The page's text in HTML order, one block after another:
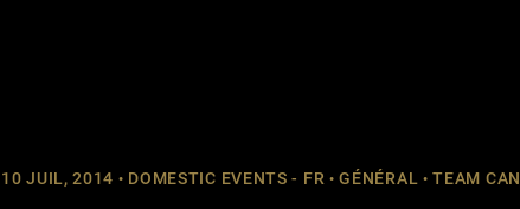
10 JUIL, 2014 DOMESTIC EVENTS - FR GÉNÉRAL TEAM